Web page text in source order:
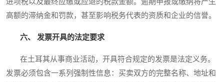
高额的滞纳金和罚款，甚至影响税务代表的资质和企业的信誉。
六、 发票开具的法定要求
在土耳其从事商业活动，开具符合规定的发票是法定义务。
发票必须包含一系列强制性信息：买卖双方的完整名称、地址和